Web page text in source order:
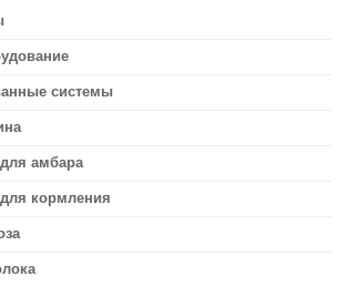
системы
амбара
кормления